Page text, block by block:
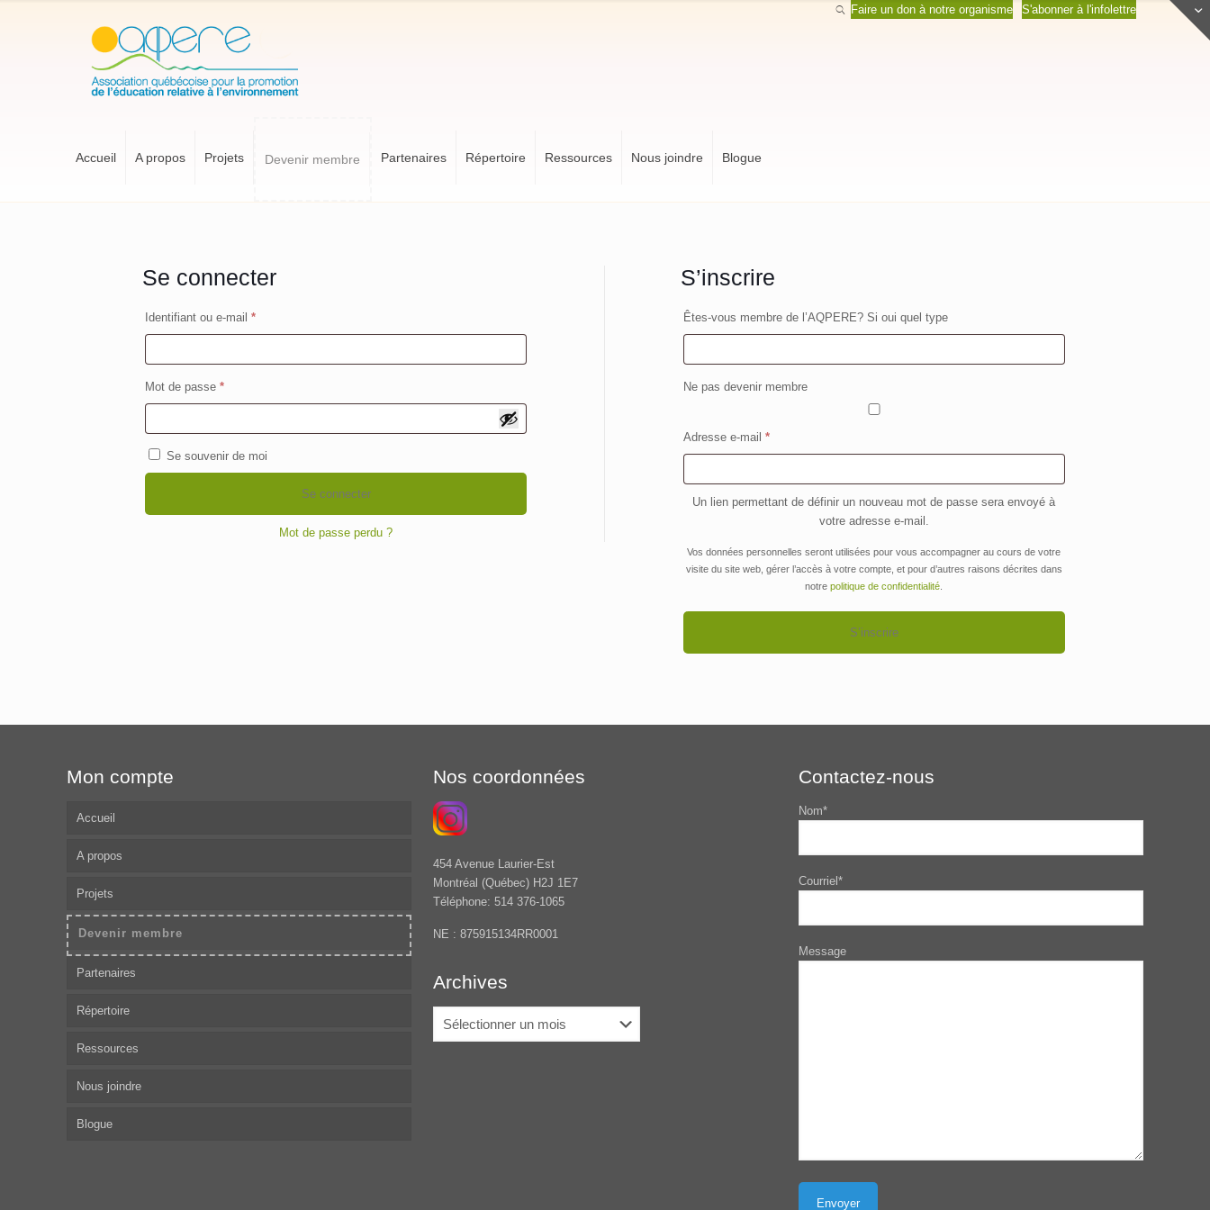
Accueil A propos Projets Devenir membre Partenaires Répertoire Ressources Nous joindre Blogue
Faire un don à notre organisme S'abonner à l'infolettre
Se connecter
Identifiant ou e-mail *Obligatoire
Mot de passe *Obligatoire
Se souvenir de moi
Se connecter
Mot de passe perdu ?
S’inscrire
Êtes-vous membre de l’AQPERE? Si oui quel type
Ne pas devenir membre
Adresse e-mail *Obligatoire
Un lien permettant de définir un nouveau mot de passe sera envoyé à
votre adresse e-mail.
Vos données personnelles seront utilisées pour vous accompagner au cours de votre
visite du site web, gérer l’accès à votre compte, et pour d’autres raisons décrites dans
notrepolitique de confidentialité
S’inscrire
Mon compte
Accueil
A propos
Projets
Devenir membre
Partenaires
Répertoire
Ressources
Nous joindre
Blogue
Nos coordonnées
454 Avenue Laurier-Est
Montréal (Québec) H2J 1E7
Téléphone: 514 376-1065
NE : 875915134RR0001
Archives
Contactez-nous
Nom*
Courriel*
Message